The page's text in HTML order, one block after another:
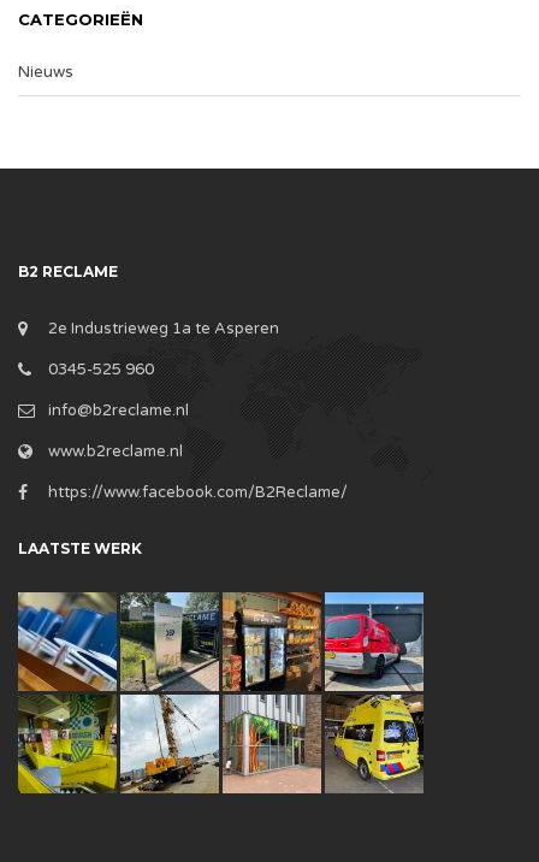
CATEGORIEËN
Nieuws
B2 RECLAME
2e Industrieweg 1a te Asperen
0345-525 960
info@b2reclame.nl
www.b2reclame.nl
https://www.facebook.com/B2Reclame/
LAATSTE WERK